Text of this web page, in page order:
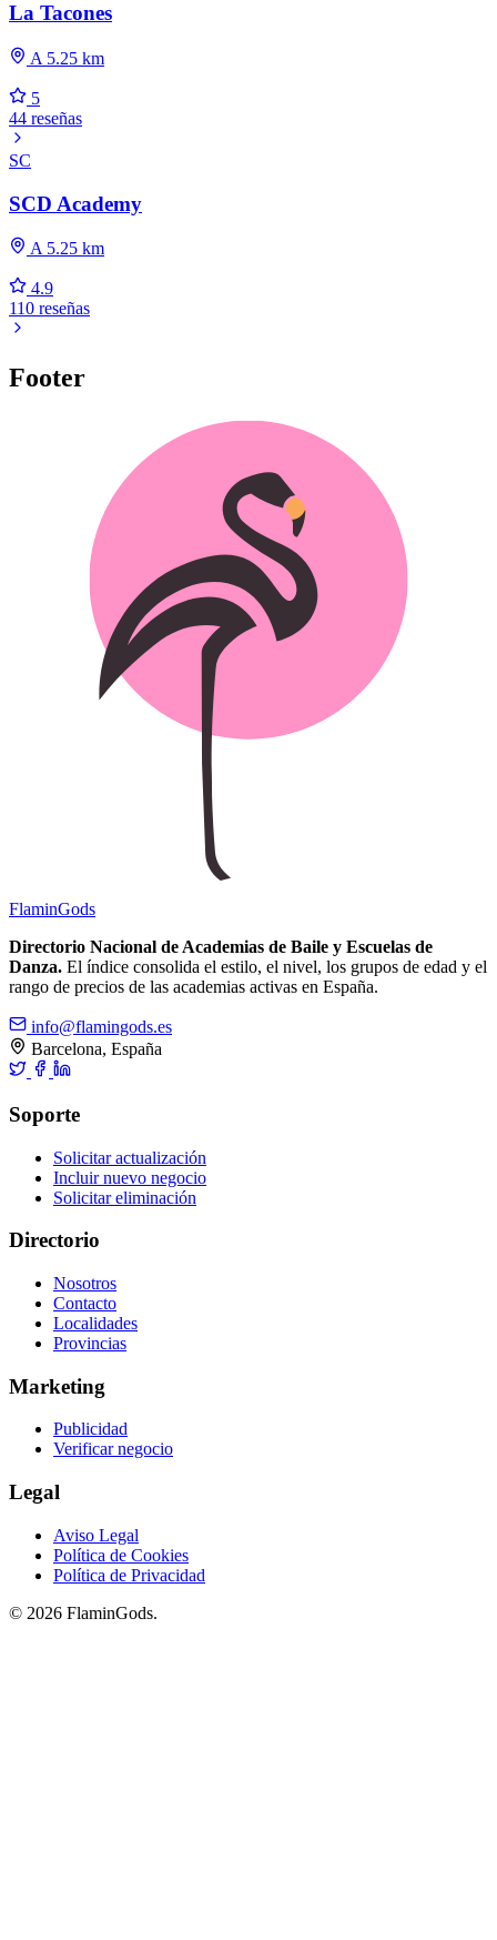
La Tacones
A 5.25 km
5
44 reseñas
SC
SCD Academy
A 5.25 km
4.9
110 reseñas
Footer
FlaminGods
Directorio Nacional de Academias de Baile y Escuelas de
Danza. El índice consolida el estilo, el nivel, los grupos de edad y el
rango de precios de las academias activas en España.
info@flamingods.es
Barcelona, España
Soporte
Solicitar actualización
Incluir nuevo negocio
Solicitar eliminación
Directorio
Nosotros
Contacto
Localidades
Provincias
Marketing
Publicidad
Verificar negocio
Legal
Aviso Legal
Política de Cookies
Política de Privacidad
© 2026 FlaminGods.